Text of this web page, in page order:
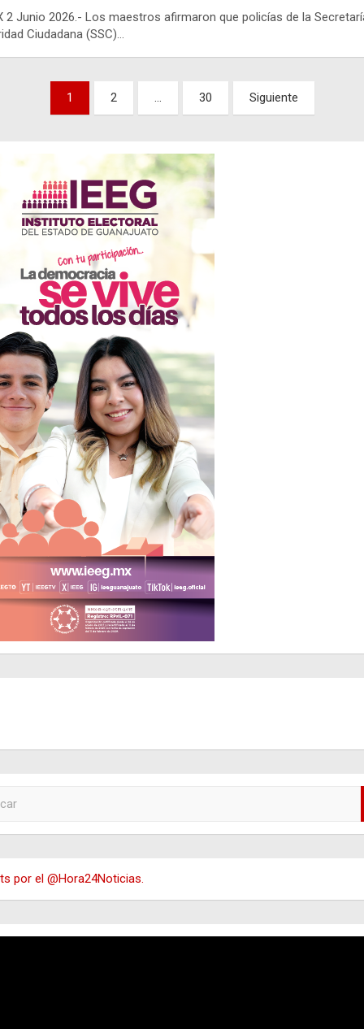
2 Junio 2026.- Los maestros afirmaron que policías de la
Ciudadana (SSC)…
1 2 … 30 Siguiente
por el @Hora24Noticias.